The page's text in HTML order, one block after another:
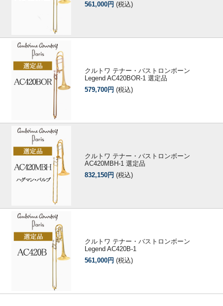
561,000円 (税込)
クルトワ テナー・バストロンボーン
Legend AC420BOR-1 選定品
579,700円 (税込)
クルトワ テナー・バストロンボーン
AC420MBH-1 選定品
832,150円 (税込)
クルトワ テナー・バストロンボーン
Legend AC420B-1
561,000円 (税込)